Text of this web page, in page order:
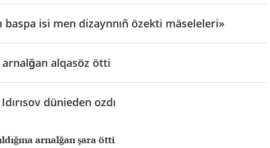
arnalğan şara ötti
baspa isi men dizaynnıñ özekti mäseleleri»
arnalğan alqasöz ötti
dünieden ozdı